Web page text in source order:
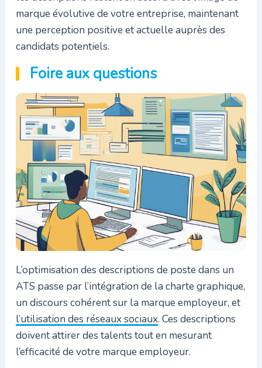
marque évolutive de votre entreprise, maintenant
une perception positive et actuelle auprès des
candidats potentiels.
Foire aux questions
L’optimisation des descriptions de poste dans un
ATS passe par l’intégration de la charte graphique,
un discours cohérent sur la marque employeur, et
l’utilisation des réseaux sociaux. Ces descriptions
doivent attirer des talents tout en mesurant
l’efficacité de votre marque employeur.